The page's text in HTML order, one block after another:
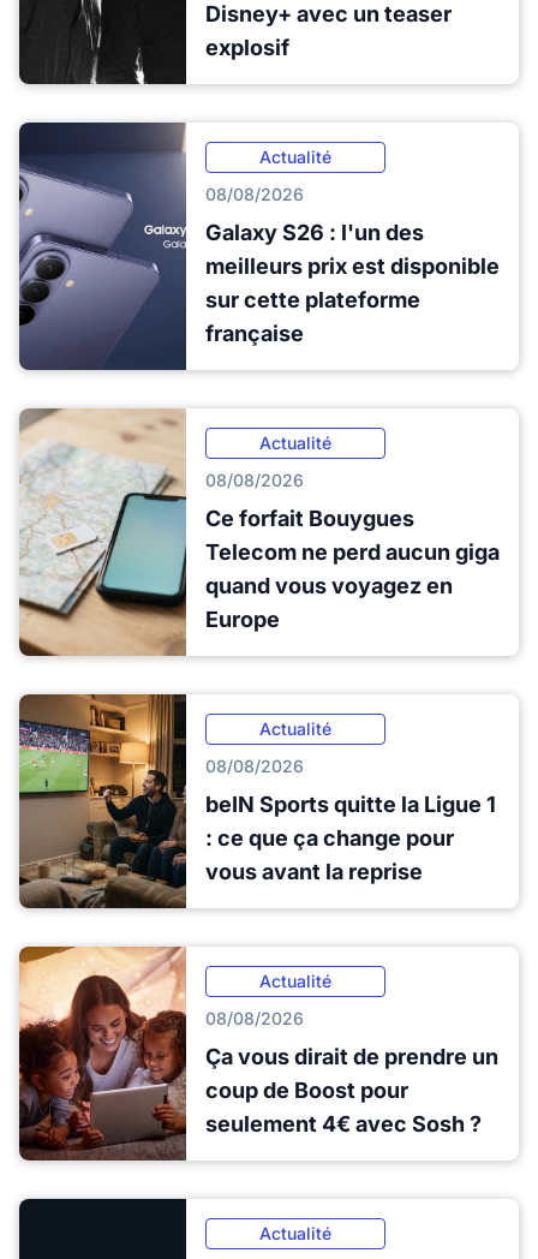
Disney+ avec un teaser
explosif
Actualité
08/08/2026
Galaxy S26 : l'un des
meilleurs prix est disponible
sur cette plateforme
française
Actualité
08/08/2026
Ce forfait Bouygues
Telecom ne perd aucun giga
quand vous voyagez en
Europe
Actualité
08/08/2026
beIN Sports quitte la Ligue 1
: ce que ça change pour
vous avant la reprise
Actualité
08/08/2026
Ça vous dirait de prendre un
coup de Boost pour
seulement 4€ avec Sosh ?
Actualité